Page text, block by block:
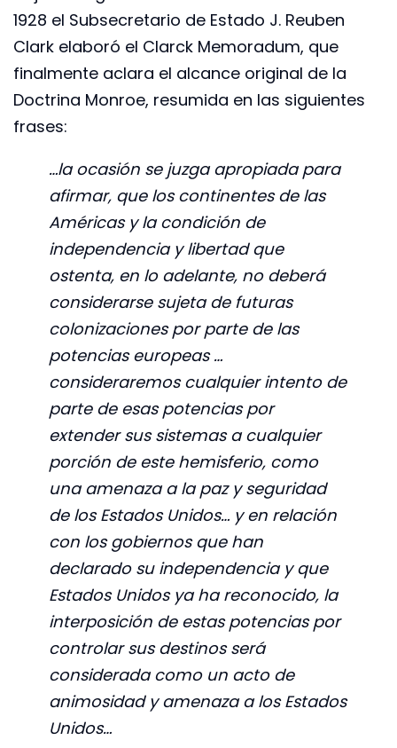
1928 el Subsecretario de Estado J. Reuben
Clark elaboró el Clarck Memoradum, que
finalmente aclara el alcance original de la
Doctrina Monroe, resumida en las siguientes
frases:
…la ocasión se juzga apropiada para
afirmar, que los continentes de las
Américas y la condición de
independencia y libertad que
ostenta, en lo adelante, no deberá
considerarse sujeta de futuras
colonizaciones por parte de las
potencias europeas …
consideraremos cualquier intento de
parte de esas potencias por
extender sus sistemas a cualquier
porción de este hemisferio, como
una amenaza a la paz y seguridad
de los Estados Unidos… y en relación
con los gobiernos que han
declarado su independencia y que
Estados Unidos ya ha reconocido, la
interposición de estas potencias por
controlar sus destinos será
considerada como un acto de
animosidad y amenaza a los Estados
Unidos…